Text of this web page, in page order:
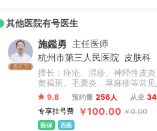
其他医院有号医生
多点执业
施鑑勇 主任医师
杭州市第三人民医院 皮肤科
擅长：痤疮、湿疹、神经性皮
黄褐斑、毛囊炎、荨麻疹等常
癜风等皮肤科疑难病的临床诊
发方面有深入研究。
9.8 预约量 256人 从业
专享挂号费
￥100.00 ￥0.00
医保 西医